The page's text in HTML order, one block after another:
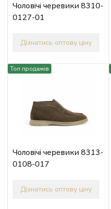
Чоловічі черевики 8310-
0127-01
Дізнатись оптову ціну
Топ продажів
Чоловічі черевики 8313-
0108-017
Дізнатись оптову ціну